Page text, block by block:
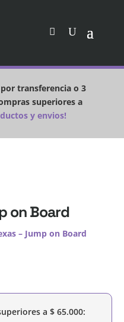
por transferencia o 3
superiores a
y envios!
on Board
– Jump on Board
a $ 65.000: